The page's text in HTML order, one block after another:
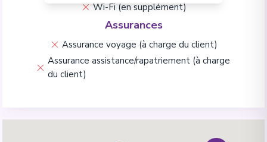
Wi-Fi (en supplément)
Assurances
Assurance voyage (à charge du client)
Assurance assistance/rapatriement (à charge
du client)